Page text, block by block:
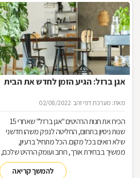
אגן ברזל: הגיע הזמן לחדש את הבית
מאת: מערכת דפי זהב 02/08/2022
הכירו את חנות הרהיטים ''אגן ברזל'' שאחרי 15
שנות ניסיון בתחום, החליטה לנפק משהו חדשני
שלא רואים בכל מקום. הכל מתחיל ברעיון,
ממשיך בבחירת אורך, רוחב ועומק הרהיט שלכם,
ממשיך בייצור מקורי ממיטב חומרי הגלם ומסתיים
ביצירת הפתרון המרשים והמעשי ביותר עבורכם
להמשך קריאה